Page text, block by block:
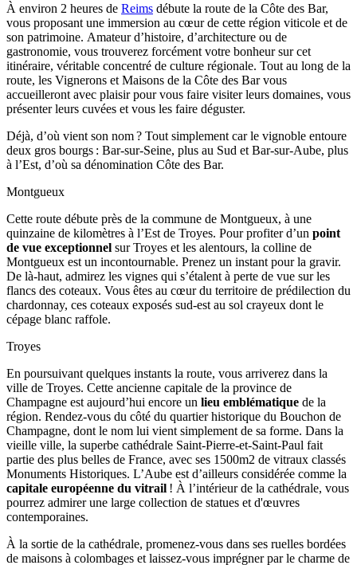
À environ 2 heures de Reims débute la route de la Côte des Bar,
vous proposant une immersion au cœur de cette région viticole et de
son patrimoine. Amateur d’histoire, d’architecture ou de
gastronomie, vous trouverez forcément votre bonheur sur cet
itinéraire, véritable concentré de culture régionale. Tout au long de la
route, les Vignerons et Maisons de la Côte des Bar vous
accueilleront avec plaisir pour vous faire visiter leurs domaines, vous
présenter leurs cuvées et vous les faire déguster.
Déjà, d’où vient son nom ? Tout simplement car le vignoble entoure
deux gros bourgs : Bar-sur-Seine, plus au Sud et Bar-sur-Aube, plus
à l’Est, d’où sa dénomination Côte des Bar.
Montgueux
Cette route débute près de la commune de Montgueux, à une
quinzaine de kilomètres à l’Est de Troyes. Pour profiter d’un point
de vue exceptionnel sur Troyes et les alentours, la colline de
Montgueux est un incontournable. Prenez un instant pour la gravir.
De là-haut, admirez les vignes qui s’étalent à perte de vue sur les
flancs des coteaux. Vous êtes au cœur du territoire de prédilection du
chardonnay, ces coteaux exposés sud-est au sol crayeux dont le
cépage blanc raffole.
Troyes
En poursuivant quelques instants la route, vous arriverez dans la
ville de Troyes. Cette ancienne capitale de la province de
Champagne est aujourd’hui encore un lieu emblématique de la
région. Rendez-vous du côté du quartier historique du Bouchon de
Champagne, dont le nom lui vient simplement de sa forme. Dans la
vieille ville, la superbe cathédrale Saint-Pierre-et-Saint-Paul fait
partie des plus belles de France, avec ses 1500m2 de vitraux classés
Monuments Historiques. L’Aube est d’ailleurs considérée comme la
capitale européenne du vitrail ! À l’intérieur de la cathédrale, vous
pourrez admirer une large collection de statues et d'œuvres
contemporaines.
À la sortie de la cathédrale, promenez-vous dans ses ruelles bordées
de maisons à colombages et laissez-vous imprégner par le charme de